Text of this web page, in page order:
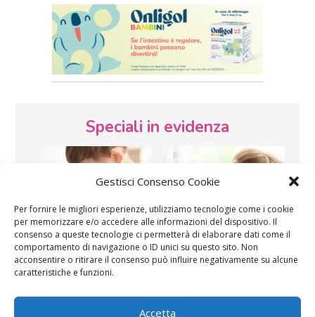
Gestisci Consenso Cookie
Per fornire le migliori esperienze, utilizziamo tecnologie come i cookie
per memorizzare e/o accedere alle informazioni del dispositivo. Il
consenso a queste tecnologie ci permetterà di elaborare dati come il
comportamento di navigazione o ID unici su questo sito. Non
acconsentire o ritirare il consenso può influire negativamente su alcune
caratteristiche e funzioni.
Accetta
Speciali in evidenza
Vaccini SOS Pediatra